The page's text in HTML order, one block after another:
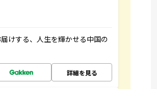
けする、人生を輝かせる中国の
詳細を見る